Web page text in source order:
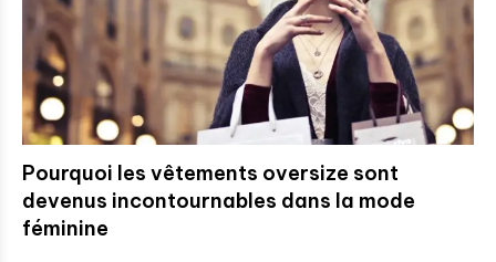
Pourquoi les vêtements oversize sont
devenus incontournables dans la mode
féminine